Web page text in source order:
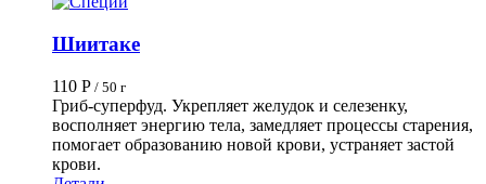
Шиитаке
110 Р / 50 г
Гриб-суперфуд. Укрепляет желудок и селезенку,
восполняет энергию тела, замедляет процессы старения,
помогает образованию новой крови, устраняет застой
крови.